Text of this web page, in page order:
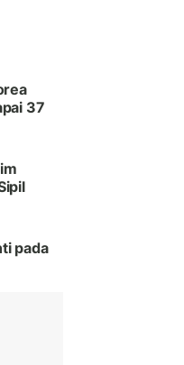
37
pada